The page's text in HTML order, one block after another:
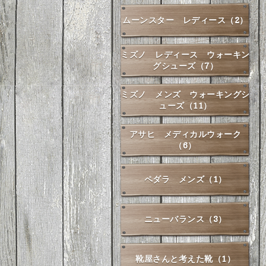
ムーンスター レディース（2）
ミズノ レディース ウォーキン
グシューズ（7）
ミズノ メンズ ウォーキングシ
ューズ（11）
アサヒ メディカルウォーク
（6）
ペダラ メンズ（1）
ニューバランス（3）
靴屋さんと考えた靴（1）